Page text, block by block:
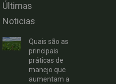
Últimas
Noticias
Quais são as
principais
práticas de
manejo que
aumentam a